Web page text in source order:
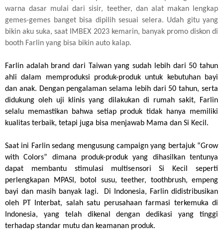
warna dasar mulai dari sisir, teether, dan alat makan lengkap
gemes-gemes banget bisa dipilih sesuai selera. Udah gitu yang
bikin aku suka, saat IMBEX 2023 kemarin, banyak promo diskon di
booth Farlin yang bisa bikin auto kalap.
Farlin adalah brand dari Taiwan yang sudah lebih dari 50 tahun
ahli dalam memproduksi produk-produk untuk kebutuhan bayi
dan anak. Dengan pengalaman selama lebih dari 50 tahun, serta
didukung oleh uji klinis yang dilakukan di rumah sakit, Farlin
selalu memastikan bahwa setiap produk tidak hanya memiliki
kualitas terbaik, tetapi juga bisa menjawab Mama dan Si Kecil.
Saat ini Farlin sedang mengusung campaign yang bertajuk “Grow
with Colors” dimana produk-produk yang dihasilkan tentunya
dapat membantu stimulasi multisensori Si Kecil seperti
perlengkapan MPASI, botol susu, teether, toothbrush, empeng
bayi dan masih banyak lagi.  Di Indonesia, Farlin didistribusikan
oleh PT Interbat, salah satu perusahaan farmasi terkemuka di
Indonesia, yang telah dikenal dengan dedikasi yang tinggi
terhadap standar mutu dan keamanan produk.